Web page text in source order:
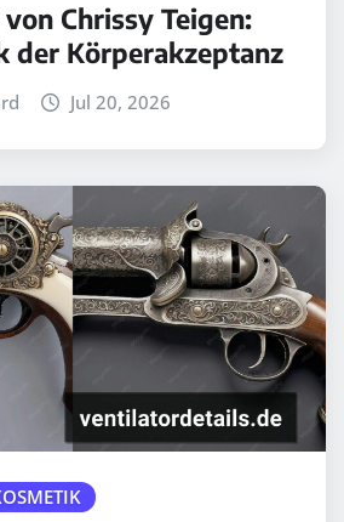
Chrissy Teigen:
der Körperakzeptanz
Jul 20, 2026